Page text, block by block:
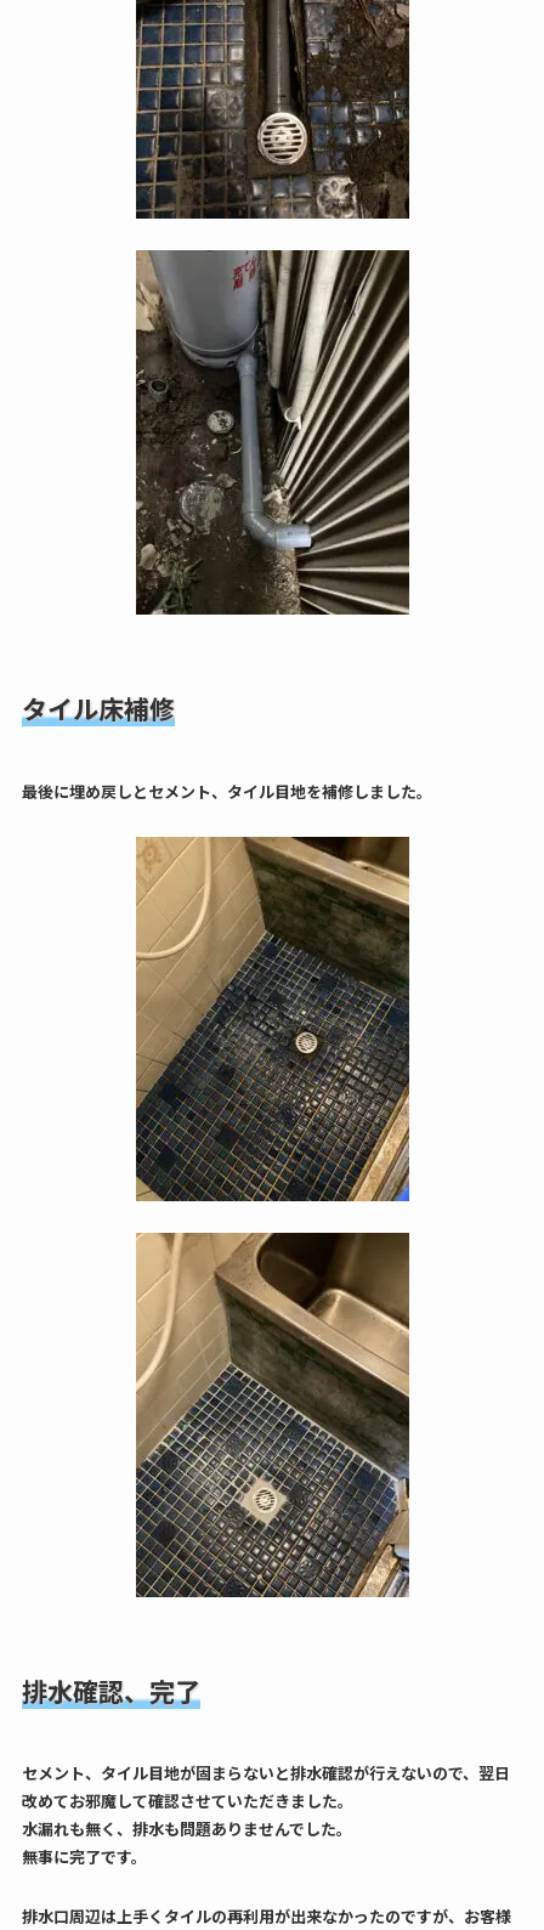
タイル床補修
最後に埋め戻しとセメント、タイル目地を補修しました。
排水確認、完了
セメント、タイル目地が固まらないと排水確認が行えないので、翌日
改めてお邪魔して確認させていただきました。
水漏れも無く、排水も問題ありませんでした。
無事に完了です。
排水口周辺は上手くタイルの再利用が出来なかったのですが、お客様